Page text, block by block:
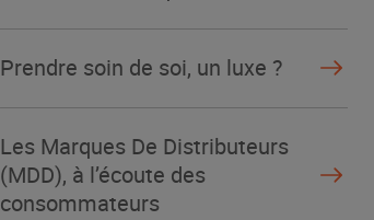
Prendre soin de soi, un luxe ?
Les Marques De Distributeurs
(MDD), à l’écoute des
consommateurs